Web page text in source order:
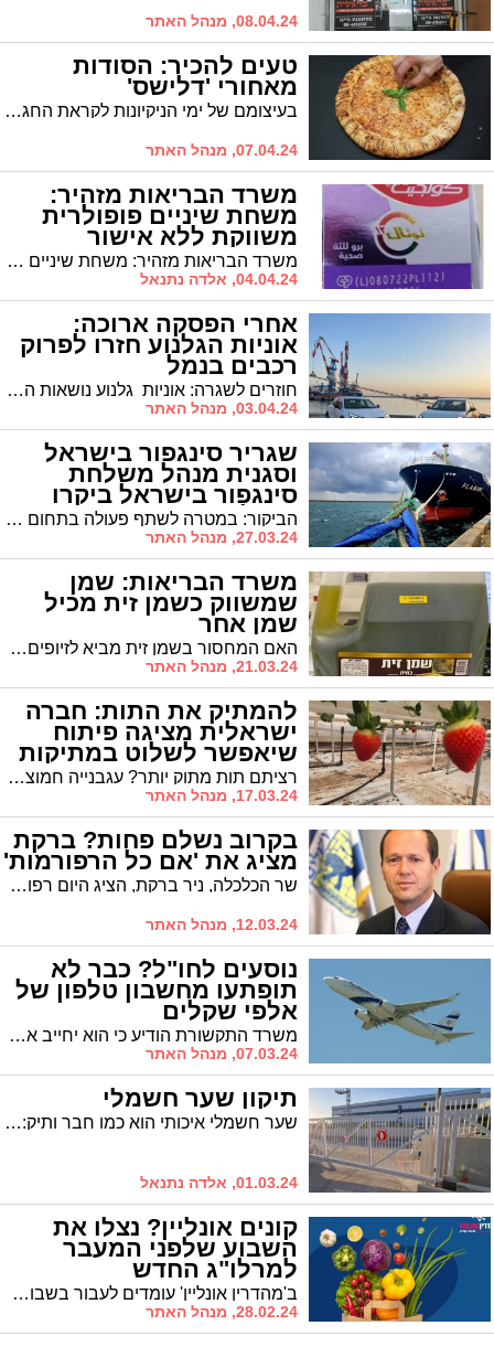
08.04.24, מנהל האתר
טעים להכיר: הסודות
מאחורי 'דלישס'
בעיצומם של ימי הניקיונות לקראת החג, אין ספק שלא תוותרו על פיצה 'דלישס'. מה הסוד של הפיצה (ובעצם, זו לא רק חנות פיצה) שמושכת אליה לקוחות מכל הרבעים? חייגו עכשיו ותגלו: 086920272
07.04.24, מנהל האתר
משרד הבריאות מזהיר:
משחת שיניים פופולרית
משווקת ללא אישור
משרד הבריאות מזהיר: משחת שיניים Colgate Total 12 Pro Gum Health משווקת ללא אישור!
04.04.24, אלדה נתנאל
אחרי הפסקה ארוכה:
אוניות הגלנוע חזרו לפרוק
רכבים בנמל
חוזרים לשגרה: אוניות גלנוע נושאות הרכבים חזרו לפקוד את נמל אשדוד
03.04.24, מנהל האתר
שגריר סינגפור בישראל
וסגנית מנהל משלחת
סינגפור בישראל ביקרו
בנמל אשדוד הביקור: במטרה לשתף פעולה בתחום החדשנות עם MPA סינגפור והאקסלרטור Pier 71 הנחשב למוביל בעולם בתחום ה maritime
27.03.24, מנהל האתר
משרד הבריאות: שמן
שמשווק כשמן זית מכיל
שמן אחר
האם המחסור בשמן זית מביא לזיופים? משרד הבריאות מוציא אזהרה לציבור על שמן שמשווק כשמן זית, ואשר בדיקה העלתה כי הוא מכיל שמן אחר ואינו עומד בתקן
21.03.24, מנהל האתר
להמתיק את התות: חברה
ישראלית מציגה פיתוח
שיאפשר לשלוט במתיקות
התות רציתם תות מתוק יותר? עגבנייה חמוצה יותר? פיתוח חדש של חברת אריאל גלובל לינקס הישראלית יאפשר לחקלאים "להכין" פרי או ירק לפי טעמם בשיטה הידרופונית חדשה
17.03.24, מנהל האתר
בקרוב נשלם פחות? ברקת
מציג את 'אם כל הרפורמות'
שר הכלכלה, ניר ברקת, הציג היום רפורמה מהפכנית שצפויה להביא לירידת מחירים דרמטית במוצרים מיובאים: "מה שטוב לאירופה - טוב לישראל"
12.03.24, מנהל האתר
נוסעים לחו"ל? כבר לא
תופתעו מחשבון טלפון של
אלפי שקלים
משרד התקשורת הודיע כי הוא יחייב את החברות לשקף לצרכנים את תעריפי הנדידה הבין לאומית שלהם, בעת שימוש במכשירים ניידים בחו"ל, ויאפשר למנוי לקבוע סכום מירבי לשימוש במסגרת השירות בחו"ל. הצפי: חיסכון מצטבר לצרכנים של עשרות מיליוני שקלים בשנה
07.03.24, מנהל האתר
תיקון שער חשמלי
שער חשמלי איכותי הוא כמו חבר ותיק: נאמן, עמיד, ותמיד שם בשבילך. הוא יגן עליך ועל ביתך לאורך שנים רבות, יפתח לך את הדרך בבוקר ויסגור אותה בלילה. אבל מה קורה כשמגיעה תקלה? כמו כל מערכת מכנית, גם שער חשמלי עלול להיתקל בבעיות מפעם לפעם. במקרה כזה, חשוב לא להסתכן בפתרונות זמניים או ניסיונות חובבניים.
01.03.24, אלדה נתנאל
קונים אונליין? נצלו את
השבוע שלפני המעבר
למרלו"ג החדש
ב'מהדרין אונליין' עומדים לעבור בשבוע הקרוב למרלו"ג החדש, מה שישפר את השירות ויגדיל את ההיצע. עם זאת, בשבוע הבא לא יהיו הזמנות. ולכן, הקדימו הזמנותיכם להיום
28.02.24, מנהל האתר